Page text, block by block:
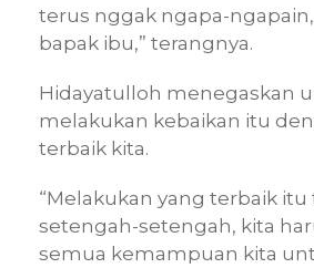
terus nggak ngapa-
bapak ibu,” terangnya.
Hidayatulloh menegaskan
melakukan kebaikan itu
terbaik kita.
“Melakukan yang terbaik
setengah-setengah, kita
semua kemampuan kita